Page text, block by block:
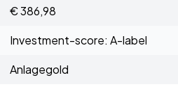
€ 386,98
Investment-score: A-label
Anlagegold